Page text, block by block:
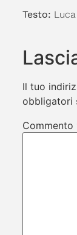
Testo:
Il tuo
obbligatori
Commento